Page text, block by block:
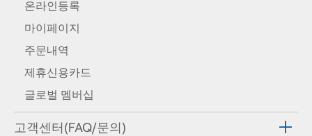
온라인등록
마이페이지
주문내역
제휴신용카드
글로벌 멤버십
고객센터(FAQ/문의)